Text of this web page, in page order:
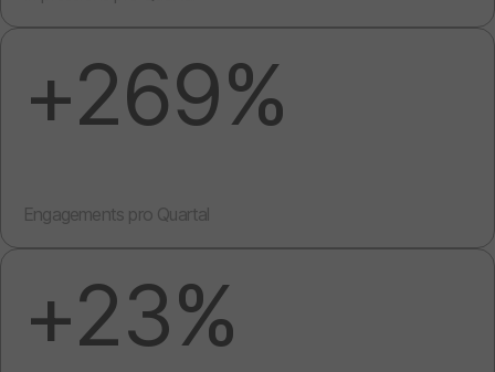
+269%
Engagements pro Quartal
+23%